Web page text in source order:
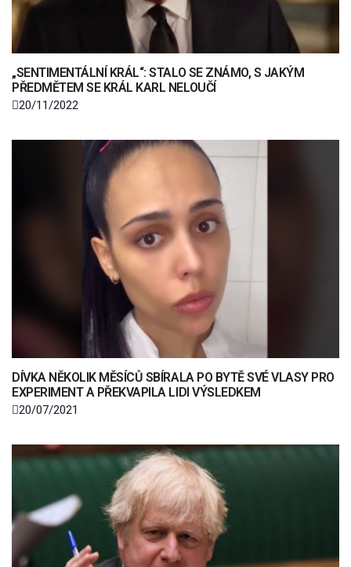
„SENTIMENTÁLNÍ KRÁL“: STALO SE ZNÁMO, S JAKÝM
PŘEDMĚTEM SE KRÁL KARL NELOUČÍ
20/11/2022
DÍVKA NĚKOLIK MĚSÍCŮ SBÍRALA PO BYTĚ SVÉ VLASY PRO
EXPERIMENT A PŘEKVAPILA LIDI VÝSLEDKEM
20/07/2021